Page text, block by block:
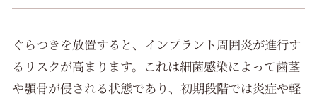
ぐらつきを放置すると、インプラント周囲炎が進行す
るリスクが高まります。これは細菌感染によって歯茎
や顎骨が侵される状態であり、初期段階では炎症や軽